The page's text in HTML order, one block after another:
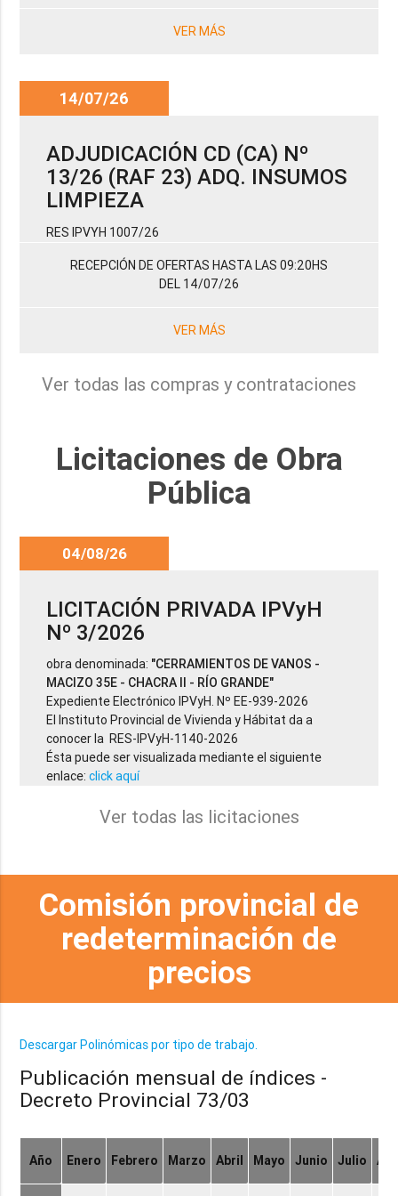
VER MÁS
14/07/26
ADJUDICACIÓN CD (CA) Nº
13/26 (RAF 23) ADQ. INSUMOS
LIMPIEZA
RES IPVYH 1007/26
RECEPCIÓN DE OFERTAS HASTA LAS 09:20HS
DEL 14/07/26
VER MÁS
Ver todas las compras y contrataciones
Licitaciones de Obra
Pública
04/08/26
LICITACIÓN PRIVADA IPVyH
Nº 3/2026
obra denominada: "CERRAMIENTOS DE VANOS -
MACIZO 35E - CHACRA II - RÍO GRANDE"
Expediente Electrónico IPVyH. Nº EE-939-2026
El Instituto Provincial de Vivienda y Hábitat da a
conocer la RES-IPVyH-1140-2026
Ésta puede ser visualizada mediante el siguiente
enlace:click aquí
Ver todas las licitaciones
Comisión provincial de
redeterminación de
precios
Descargar Polinómicas por tipo de trabajo.
Publicación mensual de índices -
Decreto Provincial 73/03
Año Enero Febrero Marzo Abril Mayo Junio Julio